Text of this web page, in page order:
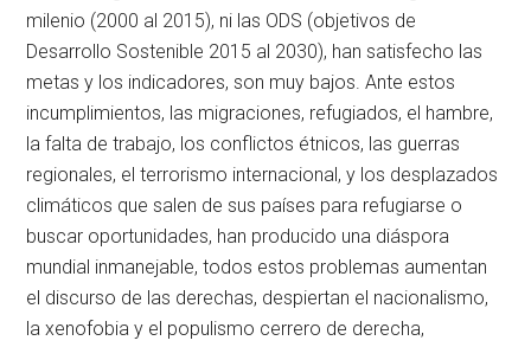
milenio (2000 al 2015), ni las ODS (objetivos de
Desarrollo Sostenible 2015 al 2030), han satisfecho las
metas y los indicadores, son muy bajos. Ante estos
incumplimientos, las migraciones, refugiados, el hambre,
la falta de trabajo, los conflictos étnicos, las guerras
regionales, el terrorismo internacional, y los desplazados
climáticos que salen de sus países para refugiarse o
buscar oportunidades, han producido una diáspora
mundial inmanejable, todos estos problemas aumentan
el discurso de las derechas, despiertan el nacionalismo,
la xenofobia y el populismo cerrero de derecha,